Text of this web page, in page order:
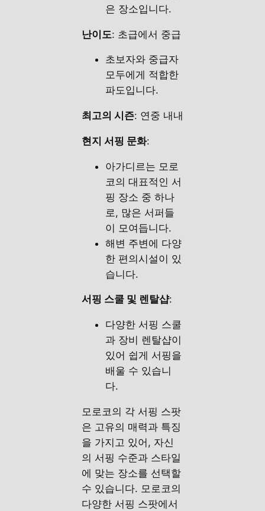
은 장소입니다.
난이도: 초급에서 중급
초보자와 중급자
모두에게 적합한
파도입니다.
최고의 시즌: 연중 내내
현지 서핑 문화:
아가디르는 모로
코의 대표적인 서
핑 장소 중 하나
로, 많은 서퍼들
이 모여듭니다.
해변 주변에 다양
한 편의시설이 있
습니다.
서핑 스쿨 및 렌탈샵:
다양한 서핑 스쿨
과 장비 렌탈샵이
있어 쉽게 서핑을
배울 수 있습니
다.
모로코의 각 서핑 스팟
은 고유의 매력과 특징
을 가지고 있어, 자신
의 서핑 수준과 스타일
에 맞는 장소를 선택할
수 있습니다. 모로코의
다양한 서핑 스팟에서